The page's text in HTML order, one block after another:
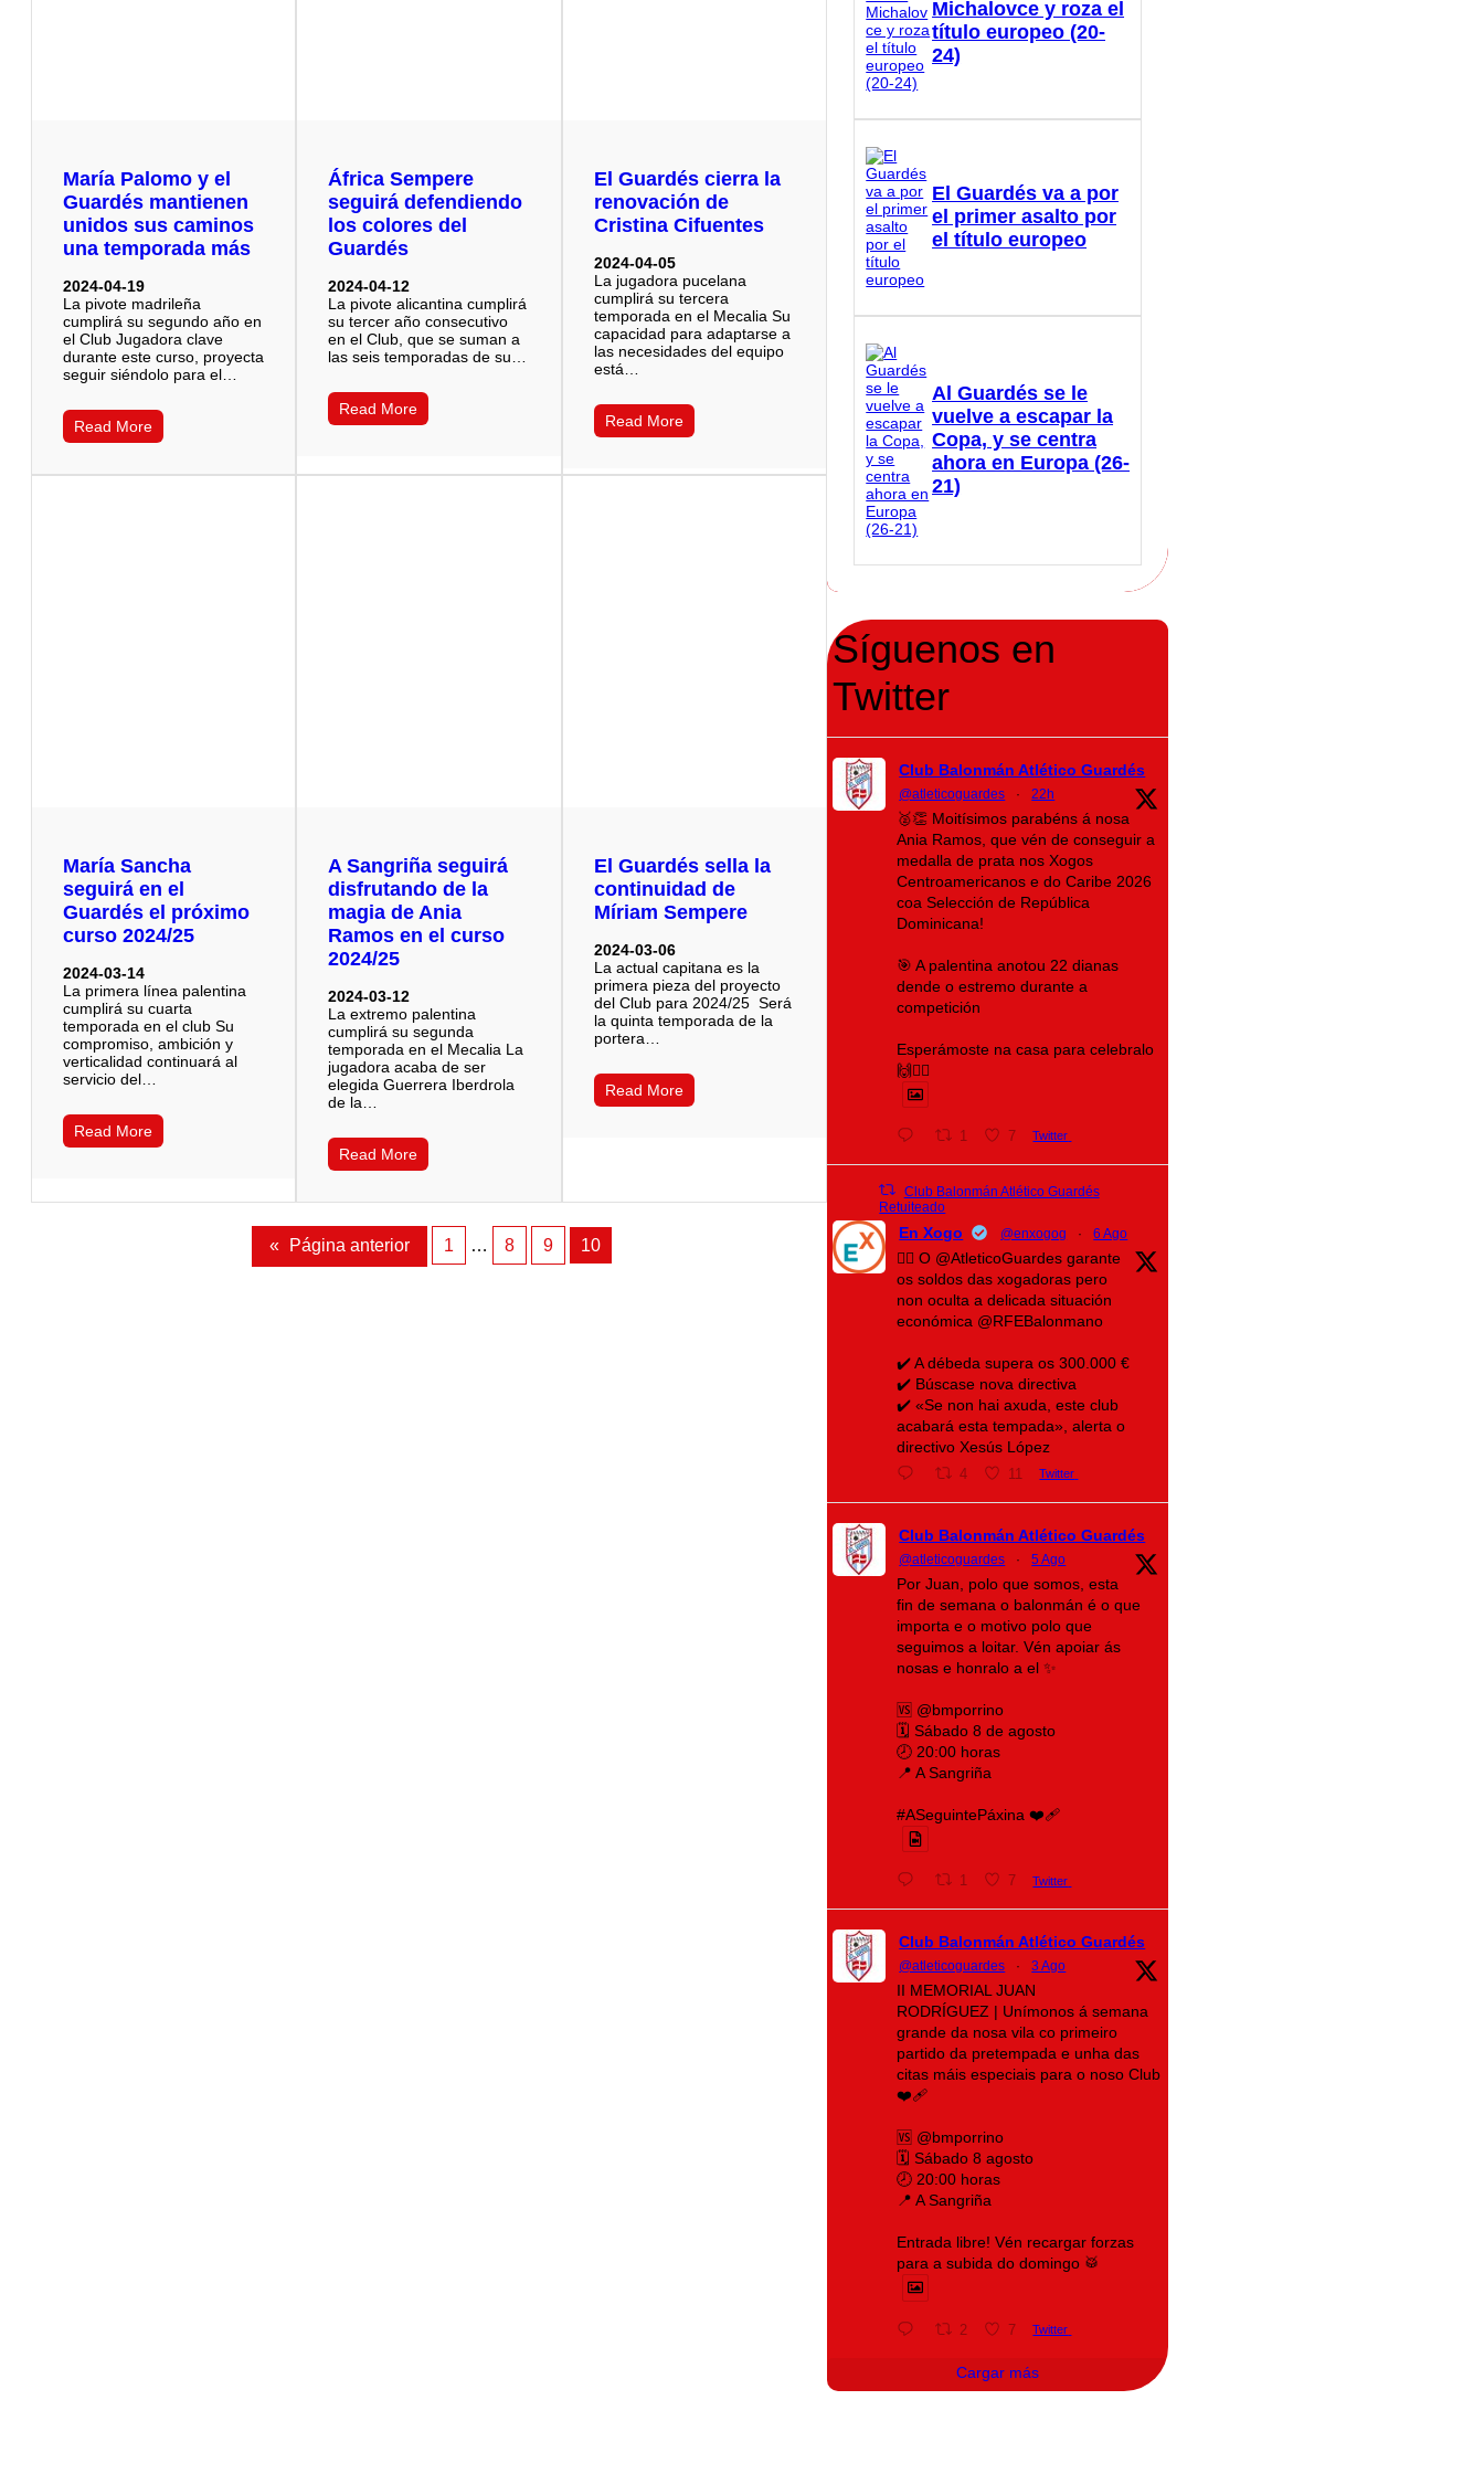
María Palomo y el
Guardés mantienen
unidos sus caminos
una temporada más
2024-04-19
La pivote madrileña
cumplirá su segundo año en
el Club Jugadora clave
durante este curso, proyecta
seguir siéndolo para el…
Read More
África Sempere
seguirá defendiendo
los colores del
Guardés
2024-04-12
La pivote alicantina cumplirá
su tercer año consecutivo
en el Club, que se suman a
las seis temporadas de su…
Read More
El Guardés cierra la
renovación de
Cristina Cifuentes
2024-04-05
La jugadora pucelana
cumplirá su tercera
temporada en el Mecalia Su
capacidad para adaptarse a
las necesidades del equipo
está…
Read More
María Sancha
seguirá en el
Guardés el próximo
curso 2024/25
2024-03-14
La primera línea palentina
cumplirá su cuarta
temporada en el club Su
compromiso, ambición y
verticalidad continuará al
servicio del…
Read More
A Sangriña seguirá
disfrutando de la
magia de Ania
Ramos en el curso
2024/25
2024-03-12
La extremo palentina
cumplirá su segunda
temporada en el Mecalia La
jugadora acaba de ser
elegida Guerrera Iberdrola
de la…
Read More
El Guardés sella la
continuidad de
Míriam Sempere
2024-03-06
La actual capitana es la
primera pieza del proyecto
del Club para 2024/25 Será
la quinta temporada de la
portera…
Read More
« Página anterior 1 … 8 9 10
Michalovce y roza el
título europeo (20-
24)
El Guardés va a por
el primer asalto por
el título europeo
Al Guardés se le
vuelve a escapar la
Copa, y se centra
ahora en Europa (26-
21)
Síguenos en
Twitter
Club Balonmán Atlético Guardés
@atleticoguardes · 22h
🥈👏 Moitísimos parabéns á nosa
Ania Ramos, que vén de conseguir a
medalla de prata nos Xogos
Centroamericanos e do Caribe 2026
coa Selección de República
Dominicana!
🎯 A palentina anotou 22 dianas
dende o estremo durante a
competición
Esperámoste na casa para celebralo
🙌❤️‍🔥
1 7 Twitter
Club Balonmán Atlético Guardés
Retuiteado
En Xogo @enxogog · 6 Ago
🤾‍♀️ O @AtleticoGuardes garante
os soldos das xogadoras pero
non oculta a delicada situación
económica @RFEBalonmano
✔️ A débeda supera os 300.000 €
✔️ Búscase nova directiva
✔️ «Se non hai axuda, este club
acabará esta tempada», alerta o
directivo Xesús López
4 11 Twitter
Club Balonmán Atlético Guardés
@atleticoguardes · 5 Ago
Por Juan, polo que somos, esta
fin de semana o balonmán é o que
importa e o motivo polo que
seguimos a loitar. Vén apoiar ás
nosas e honralo a el ✨
🆚 @bmporrino
🗓️ Sábado 8 de agosto
🕗 20:00 horas
📍 A Sangriña
#ASeguintePáxina ❤️‍🩹
1 7 Twitter
Club Balonmán Atlético Guardés
@atleticoguardes · 3 Ago
II MEMORIAL JUAN
RODRÍGUEZ | Unímonos á semana
grande da nosa vila co primeiro
partido da pretempada e unha das
citas máis especiais para o noso Club
❤️‍🩹
🆚 @bmporrino
🗓️ Sábado 8 agosto
🕗 20:00 horas
📍 A Sangriña
Entrada libre! Vén recargar forzas
para a subida do domingo 🥁
2 7 Twitter
Cargar más